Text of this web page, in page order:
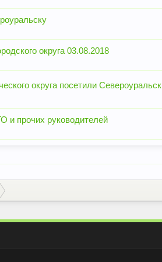
округа 03.08.2018
округа посетили Североуральск
и прочих руководителей